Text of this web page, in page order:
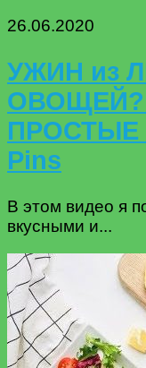
26.06.2020
УЖИН из
ОВОЩЕЙ?
ПРОСТЫЕ
Pins
В этом видео я
вкусными и...